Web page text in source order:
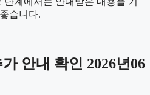
습니다.
안내 확인 2026년06